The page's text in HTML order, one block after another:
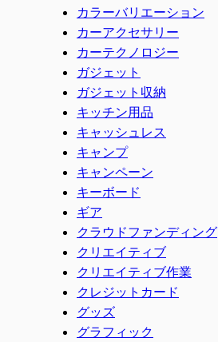
カラーバリエーション
カーアクセサリー
カーテクノロジー
ガジェット
ガジェット収納
キッチン用品
キャッシュレス
キャンプ
キャンペーン
キーボード
ギア
クラウドファンディング
クリエイティブ
クリエイティブ作業
クレジットカード
グッズ
グラフィック